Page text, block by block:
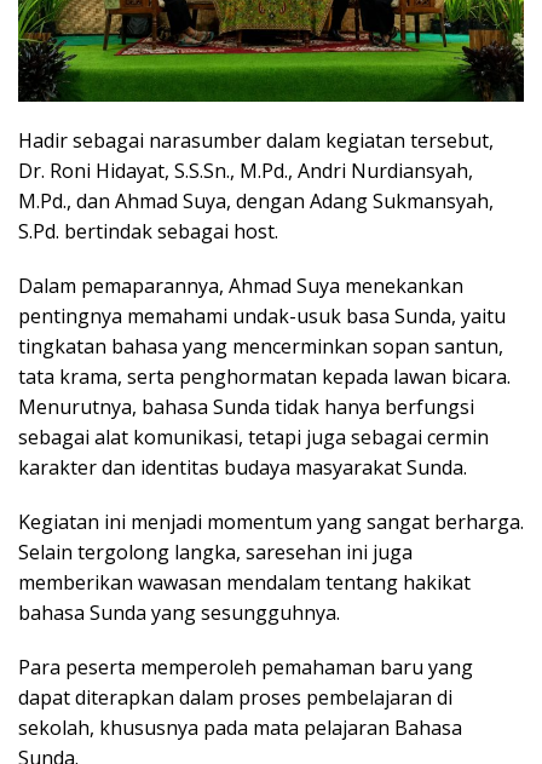
Hadir sebagai narasumber dalam kegiatan tersebut,
Dr. Roni Hidayat, S.S.Sn., M.Pd., Andri Nurdiansyah,
M.Pd., dan Ahmad Suya, dengan Adang Sukmansyah,
S.Pd. bertindak sebagai host.
Dalam pemaparannya, Ahmad Suya menekankan
pentingnya memahami undak-usuk basa Sunda, yaitu
tingkatan bahasa yang mencerminkan sopan santun,
tata krama, serta penghormatan kepada lawan bicara.
Menurutnya, bahasa Sunda tidak hanya berfungsi
sebagai alat komunikasi, tetapi juga sebagai cermin
karakter dan identitas budaya masyarakat Sunda.
Kegiatan ini menjadi momentum yang sangat berharga.
Selain tergolong langka, saresehan ini juga
memberikan wawasan mendalam tentang hakikat
bahasa Sunda yang sesungguhnya.
Para peserta memperoleh pemahaman baru yang
dapat diterapkan dalam proses pembelajaran di
sekolah, khususnya pada mata pelajaran Bahasa
Sunda.